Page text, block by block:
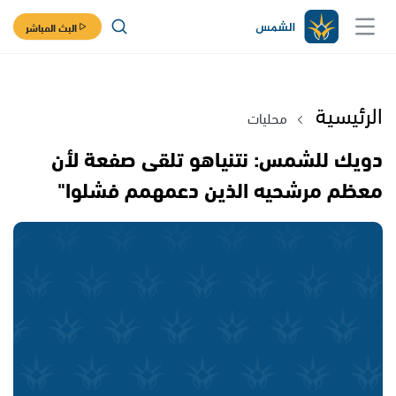
البث المباشر
الرئيسية محليات
دويك للشمس: نتنياهو تلقى صفعة لأن
معظم مرشحيه الذين دعمهمم فشلوا"